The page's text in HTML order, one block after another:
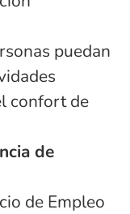
puedan
confort de
de
de Empleo